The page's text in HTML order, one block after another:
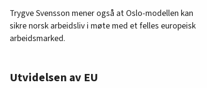
Trygve Svensson mener også at Oslo-modellen kan
sikre norsk arbeidsliv i møte med et felles europeisk
arbeidsmarked.
Utvidelsen av EU